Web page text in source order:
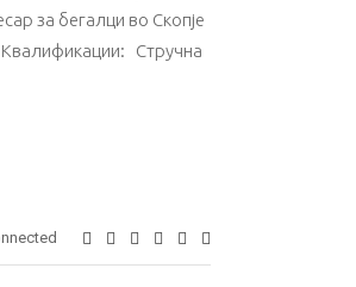
за бегалци во Скопје
Квалификации: Стручна